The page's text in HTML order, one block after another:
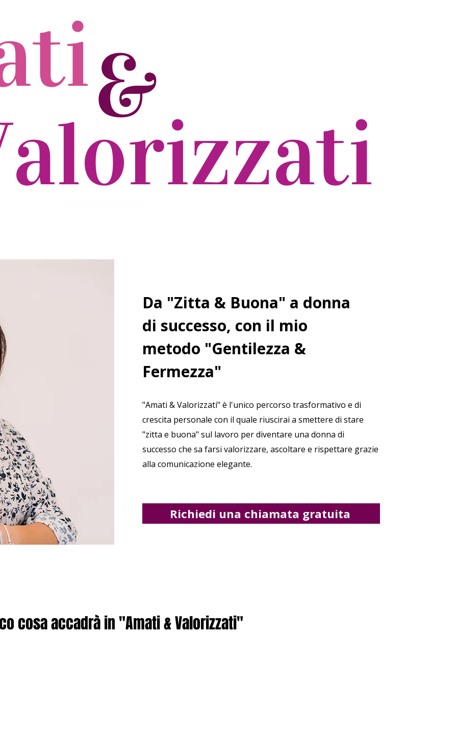
Da "Zitta & Buona" a donna
di successo, con il mio
metodo "Gentilezza &
Fermezza"
"Amati & Valorizzati" è l'unico percorso trasformativo e di
crescita personale con il quale riuscirai a smettere di stare
"zitta e buona" sul lavoro per diventare una donna di
successo che sa farsi valorizzare, ascoltare e rispettare grazie
alla comunicazione elegante.
Richiedi una chiamata gratuita
cosa accadrà in "Amati & Valorizzati"